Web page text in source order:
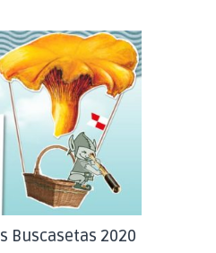
Buscasetas 2020